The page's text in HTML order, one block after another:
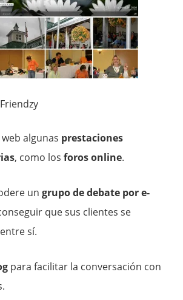
algunas prestaciones
, como losforos online.
un grupo de debate por e-
quesus clientes se
sí.
para facilitar la conversación con